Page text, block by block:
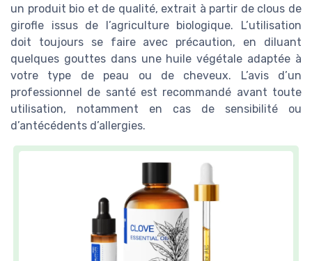
un produit bio et de qualité, extrait à partir de clous de
girofle issus de l’agriculture biologique. L’utilisation
doit toujours se faire avec précaution, en diluant
quelques gouttes dans une huile végétale adaptée à
votre type de peau ou de cheveux. L’avis d’un
professionnel de santé est recommandé avant toute
utilisation, notamment en cas de sensibilité ou
d’antécédents d’allergies.